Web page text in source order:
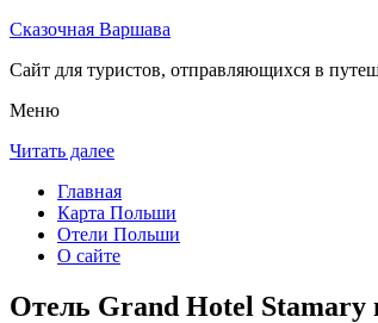
Сказочная Варшава
Сайт для туристов, отправляющихся в
Меню
Читать далее
Главная
Карта Польши
Отели Польши
О сайте
Отель Grand Hotel Stamary